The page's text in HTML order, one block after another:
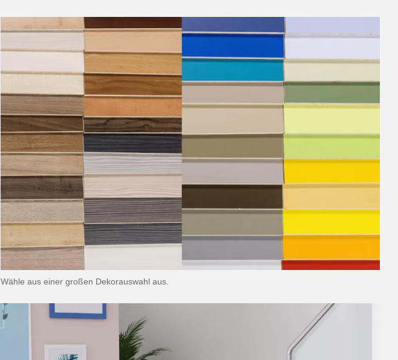
Wähle aus einer großen Dekorauswahl aus.